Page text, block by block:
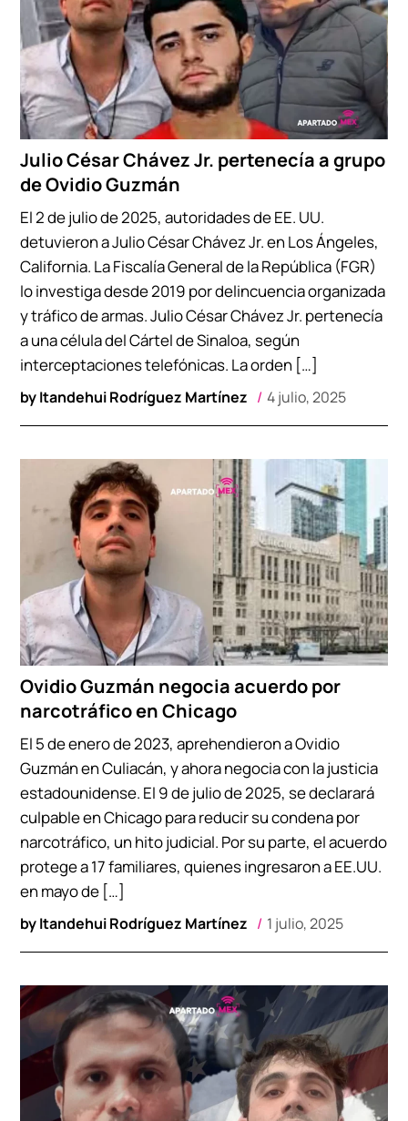
Julio César Chávez Jr. pertenecía a grupo
de Ovidio Guzmán
byItandehui Rodríguez Martínez 4 julio, 2025
El 2 de julio de 2025, autoridades de EE. UU.
detuvieron a Julio César Chávez Jr. en Los Ángeles,
California. La Fiscalía General de la República (FGR)
lo investiga desde 2019 por delincuencia organizada
y tráfico de armas. Julio César Chávez Jr. pertenecía
a una célula del Cártel de Sinaloa, según
interceptaciones telefónicas. La orden […]
Ovidio Guzmán negocia acuerdo por
narcotráfico en Chicago
byItandehui Rodríguez Martínez 1 julio, 2025
El 5 de enero de 2023, aprehendieron a Ovidio
Guzmán en Culiacán, y ahora negocia con la justicia
estadounidense. El 9 de julio de 2025, se declarará
culpable en Chicago para reducir su condena por
narcotráfico, un hito judicial. Por su parte, el acuerdo
protege a 17 familiares, quienes ingresaron a EE.UU.
en mayo de […]